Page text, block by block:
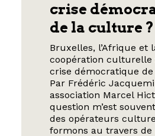
crise
de la culture ?
Bruxelles, l’Afrique et
coopération culturelle
crise démocratique
Par Frédéric
association Marcel
question m’est
des opérateurs
formons au travers de